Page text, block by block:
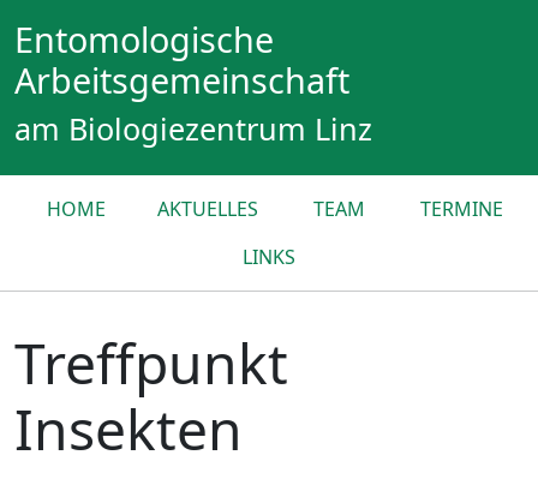
Entomologische
Arbeitsgemeinschaft
am Biologiezentrum Linz
HOME AKTUELLES TEAM
TERMINE
LINKS
Treffpunkt
Insekten